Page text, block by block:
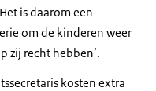
is daarom een
om de kinderen weer
zij recht hebben’.
kosten extra